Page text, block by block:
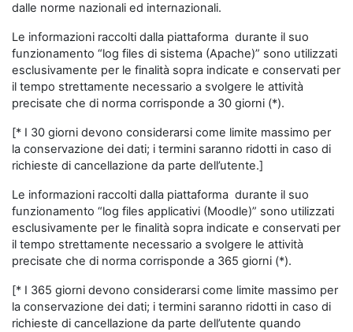
dalle norme nazionali ed internazionali.
Le informazioni raccolti dalla piattaforma durante il suo
funzionamento “log files di sistema (Apache)” sono utilizzati
esclusivamente per le finalità sopra indicate e conservati per
il tempo strettamente necessario a svolgere le attività
precisate che di norma corrisponde a 30 giorni (*).
[* I 30 giorni devono considerarsi come limite massimo per
la conservazione dei dati; i termini saranno ridotti in caso di
richieste di cancellazione da parte dell’utente.]
Le informazioni raccolti dalla piattaforma durante il suo
funzionamento “log files applicativi (Moodle)” sono utilizzati
esclusivamente per le finalità sopra indicate e conservati per
il tempo strettamente necessario a svolgere le attività
precisate che di norma corrisponde a 365 giorni (*).
[* I 365 giorni devono considerarsi come limite massimo per
la conservazione dei dati; i termini saranno ridotti in caso di
richieste di cancellazione da parte dell’utente quando